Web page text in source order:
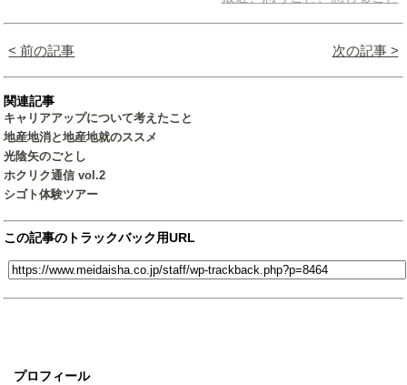
プロフィール
< 前の記事 次の記事 >
関連記事
キャリアアップについて考えたこと
地産地消と地産地就のススメ
光陰矢のごとし
ホクリク通信 vol.2
シゴト体験ツアー
この記事のトラックバック用URL